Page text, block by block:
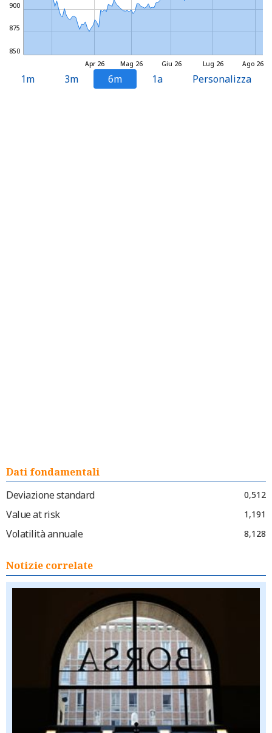
Mag 26 Lug 26
Apr 26 Giu 26 Ago 26
850
875
900
1m 3m 6m 1a Personalizza
Dati fondamentali
Deviazione standard
0,512
Value at risk 1,191
Volatilità annuale 8,128
Notizie correlate